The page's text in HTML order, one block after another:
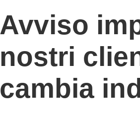
Avviso
nostri
cambia